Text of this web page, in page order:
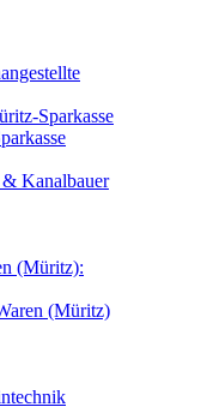
Sparkasse
& Kanalbauer
(Müritz):
(Müritz)